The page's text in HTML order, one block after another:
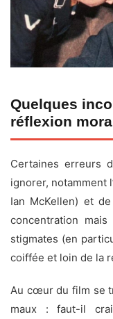
Quelques
réflexion
Certaines erreurs
ignorer, notamment
Ian McKellen) et
concentration
stigmates (en
coiffée et loin de la
Au cœur du film se
maux : faut-il